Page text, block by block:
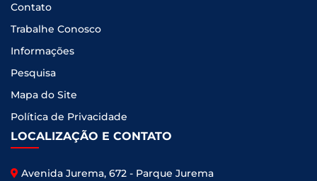
Contato
Trabalhe Conosco
Informações
Pesquisa
Mapa do Site
Política de Privacidade
LOCALIZAÇÃO E CONTATO
Avenida Jurema, 672 - Parque Jurema